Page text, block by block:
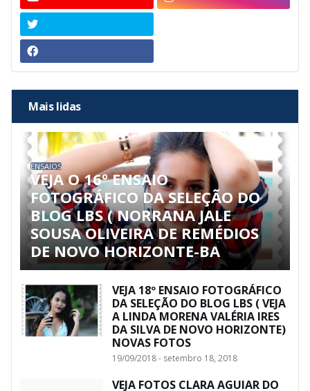
Mais lidas
ENSAIOS
VEJA O 16º ENSAIO
FOTOGRÁFICO DA SELEÇÃO DO
BLOG LBS ( NORRANA JALE
SOUSA OLIVEIRA DE REMÉDIOS
DE NOVO HORIZONTE-BA
VEJA 18º ENSAIO FOTOGRÁFICO
DA SELEÇÃO DO BLOG LBS ( VEJA
A LINDA MORENA VALÉRIA IRES
DA SILVA DE NOVO HORIZONTE)
NOVAS FOTOS
19/09/2018 - setembro 18, 2018
VEJA FOTOS CLARA AGUIAR DO